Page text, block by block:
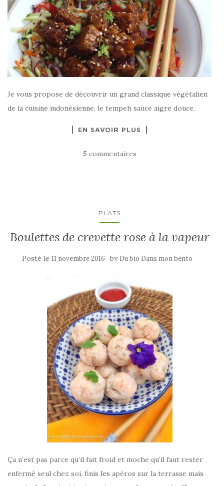
Je vous propose de découvrir un grand classique végétalien
de la cuisine indonésienne, le tempeh sauce aigre douce.
EN SAVOIR PLUS
5 commentaires
PLATS
Boulettes de crevette rose à la vapeur
Posté le 11 novembre 2016 by Du bio Dans mon bento
Ça n’est pas parce qu’il fait froid et moche qu’il faut rester
enfermé seul chez soi, finis les apéros sur la terrasse mais